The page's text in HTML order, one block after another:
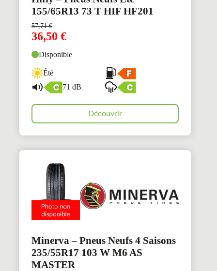
155/65R13 73 T HIF HF201
57,71€
36,50 €
Disponible
Été
71 dB
Découvrir
Minerva – Pneus Neufs 4 Saisons
235/55R17 103 W M6 AS
MASTER